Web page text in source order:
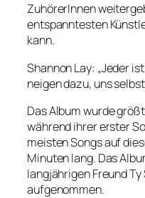
ZuhörerInnen
entspanntesten
kann.
Shannon Lay: „Jeder
neigen dazu, uns
Das Album wurde
während ihrer erster
meisten Songs auf
Minuten lang. Das
langjährigen Freund
aufgenommen.